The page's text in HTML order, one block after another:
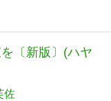
〔新版〕(ハヤ
佐